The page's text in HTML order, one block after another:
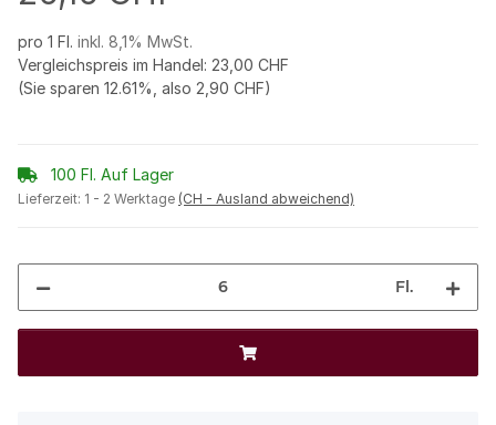
pro 1 Fl. inkl. 8,1% MwSt.
Vergleichspreis im Handel: 23,00 CHF
(Sie sparen 12.61% , also 2,90 CHF)
100 Fl. Auf Lager
Lieferzeit: 1 - 2 Werktage (CH - Ausland abweichend)
Fl.